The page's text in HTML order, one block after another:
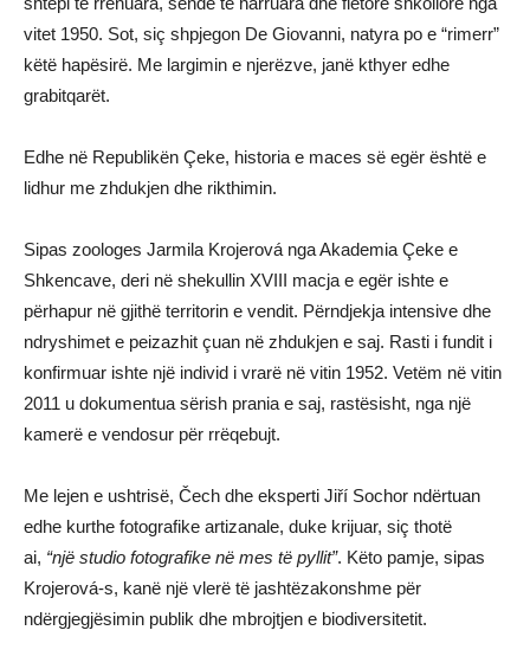
vitet 1950. Sot, siç shpjegon De Giovanni, natyra po e “rimerr”
këtë hapësirë. Me largimin e njerëzve, janë kthyer edhe
grabitqarët.
Edhe në Republikën Çeke, historia e maces së egër është e
lidhur me zhdukjen dhe rikthimin.
Sipas zoologes Jarmila Krojerová nga Akademia Çeke e
Shkencave, deri në shekullin XVIII macja e egër ishte e
përhapur në gjithë territorin e vendit. Përndjekja intensive dhe
ndryshimet e peizazhit çuan në zhdukjen e saj. Rasti i fundit i
konfirmuar ishte një individ i vrarë në vitin 1952. Vetëm në vitin
2011 u dokumentua sërish prania e saj, rastësisht, nga një
kamerë e vendosur për rrëqebujt.
Me lejen e ushtrisë, Čech dhe eksperti Jiří Sochor ndërtuan
edhe kurthe fotografike artizanale, duke krijuar, siç thotë
ai, “një studio fotografike në mes të pyllit”. Këto pamje, sipas
Krojerová-s, kanë një vlerë të jashtëzakonshme për
ndërgjegjësimin publik dhe mbrojtjen e biodiversitetit.